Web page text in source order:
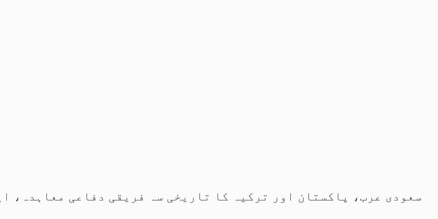
سعودی عرب، پاکستان اور ترکیہ کا تاریخی سہ فریقی دفاعی معاہدہ،